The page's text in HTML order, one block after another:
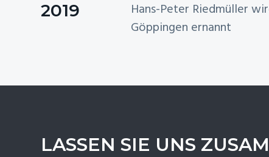
2019
Hans-Peter Riedmüller
Göppingen ernannt
LASSEN SIE UNS